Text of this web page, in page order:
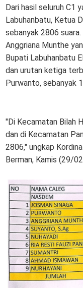
Dari hasil seluruh C1
Labuhanbatu, Ketua
sebanyak 2806
Anggriana Munthe
Bupati Labuhanbatu
dan urutan ketiga
Purwanto, sebanyak
"Di Kecamatan Bilah
dan di Kecamatan
2806," ungkap
Berman, Kamis (29/